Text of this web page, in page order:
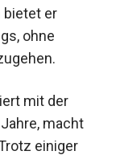
bietet er
ohne
mit der
macht
einiger